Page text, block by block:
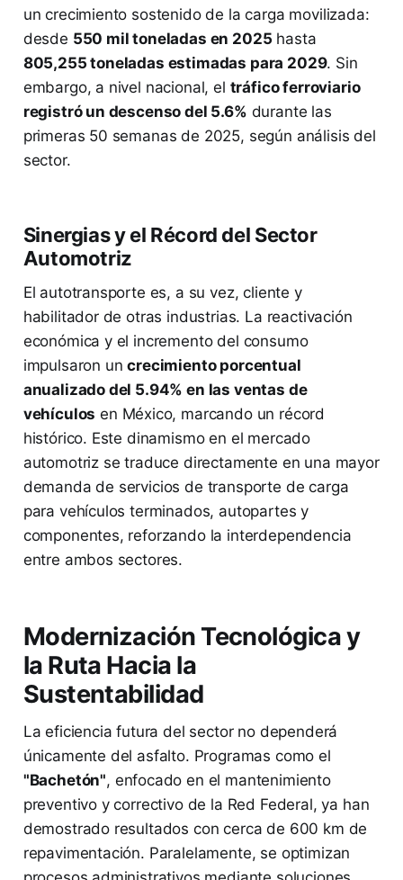
un crecimiento sostenido de la carga movilizada:
desde 550 mil toneladas en 2025 hasta
805,255 toneladas estimadas para 2029. Sin
embargo, a nivel nacional, el tráfico ferroviario
registró un descenso del 5.6% durante las
primeras 50 semanas de 2025, según análisis del
sector.
Sinergias y el Récord del Sector
Automotriz
El autotransporte es, a su vez, cliente y
habilitador de otras industrias. La reactivación
económica y el incremento del consumo
impulsaron uncrecimiento porcentual
anualizado del 5.94% en las ventas de
vehículos en México, marcando un récord
histórico. Este dinamismo en el mercado
automotriz se traduce directamente en una mayor
demanda de servicios de transporte de carga
para vehículos terminados, autopartes y
componentes, reforzando la interdependencia
entre ambos sectores.
Modernización Tecnológica y
la Ruta Hacia la
Sustentabilidad
La eficiencia futura del sector no dependerá
únicamente del asfalto. Programas como el
"Bachetón", enfocado en el mantenimiento
preventivo y correctivo de la Red Federal, ya han
demostrado resultados con cerca de 600 km de
repavimentación. Paralelamente, se optimizan